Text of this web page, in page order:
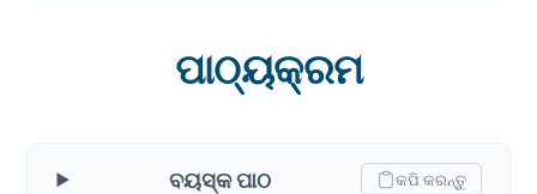
ପାଠ୍ୟକ୍ରମ
ବୟସ୍କ ପାଠ କପି କରନ୍ତୁ